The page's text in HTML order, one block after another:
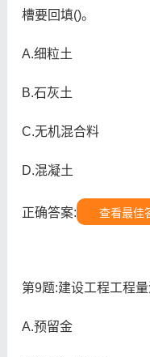
槽要回填()。
A.细粒土
B.石灰土
C.无机混合料
D.混凝土
正确答案: 查看最佳
第9题:建设工程工程
A.预留金